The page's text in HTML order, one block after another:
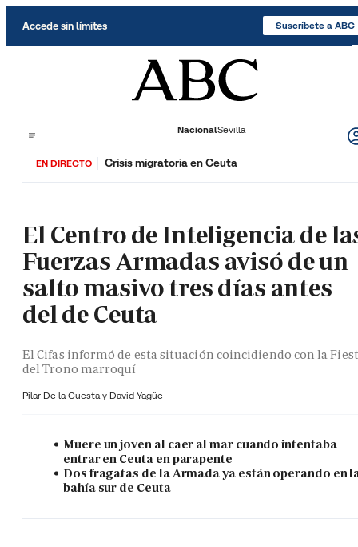
Accede sin límites Suscríbete a ABC
NacionalSevilla
EN DIRECTO Crisis migratoria en Ceuta
El Centro de Inteligencia de
Fuerzas Armadas avisó de un
salto masivo tres días antes
del de Ceuta
El Cifas informó de esta situación coincidiendo con la
del Trono marroquí
Pilar De la Cuesta y David Yagüe
Muere un joven al caer al mar cuando intentaba
entrar en Ceuta en parapente
Dos fragatas de la Armada ya están operando en
bahía sur de Ceuta